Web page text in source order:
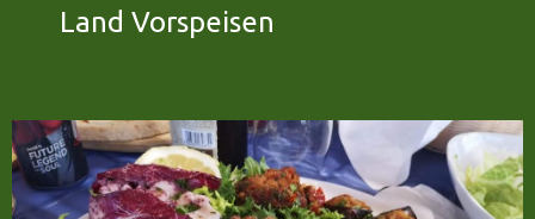
Land Vorspeisen